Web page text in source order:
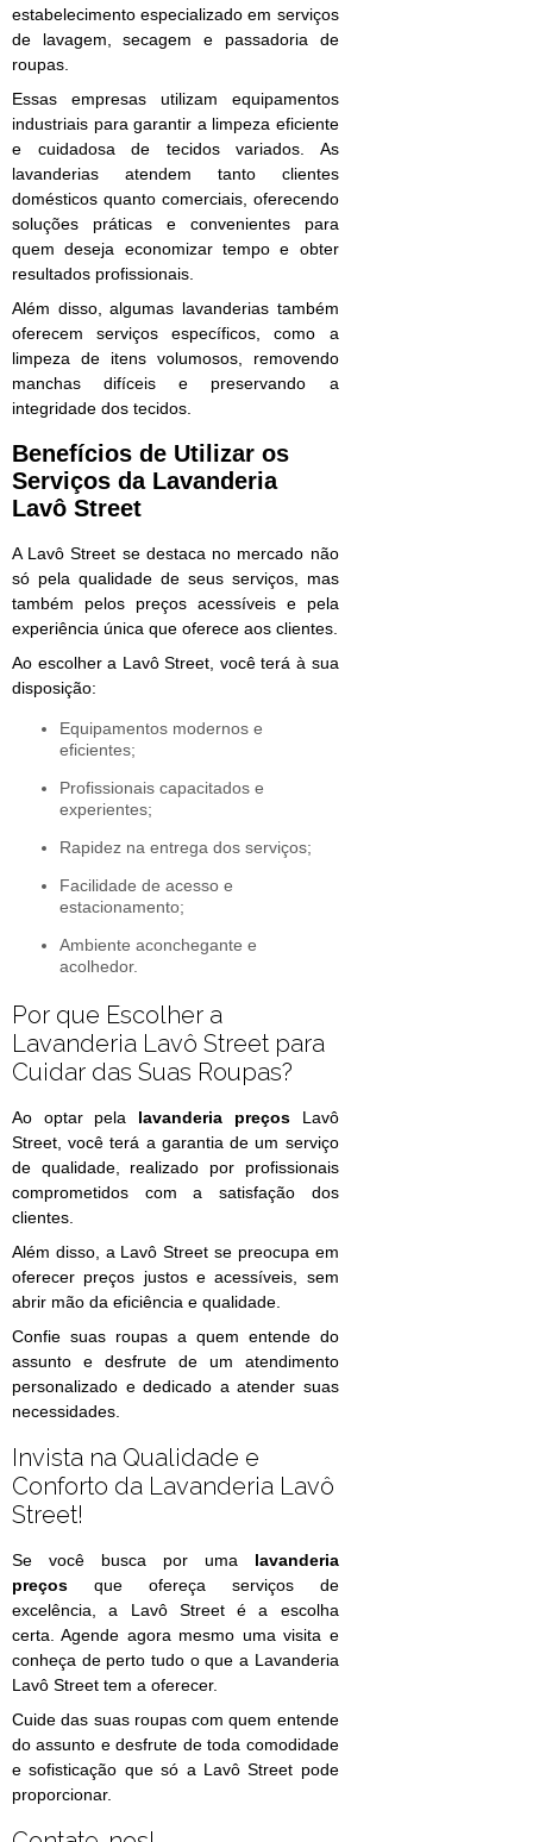
estabelecimento especializado em serviços
de lavagem, secagem e passadoria de
roupas.
Essas empresas utilizam equipamentos
industriais para garantir a limpeza eficiente
e cuidadosa de tecidos variados. As
lavanderias atendem tanto clientes
domésticos quanto comerciais, oferecendo
soluções práticas e convenientes para
quem deseja economizar tempo e obter
resultados profissionais.
Além disso, algumas lavanderias também
oferecem serviços específicos, como a
limpeza de itens volumosos, removendo
manchas difíceis e preservando a
integridade dos tecidos.
Benefícios de Utilizar os
Serviços da Lavanderia
Lavô Street
A Lavô Street se destaca no mercado não
só pela qualidade de seus serviços, mas
também pelos preços acessíveis e pela
experiência única que oferece aos clientes.
Ao escolher a Lavô Street, você terá à sua
disposição:
Equipamentos modernos e
eficientes;
Profissionais capacitados e
experientes;
Rapidez na entrega dos serviços;
Facilidade de acesso e
estacionamento;
Ambiente aconchegante e
acolhedor.
Por que Escolher a
Lavanderia Lavô Street para
Cuidar das Suas Roupas?
Ao optar pela lavanderia preçosLavô
Street, você terá a garantia de um serviço
de qualidade, realizado por profissionais
comprometidos com a satisfação dos
clientes.
Além disso, a Lavô Street se preocupa em
oferecer preços justos e acessíveis, sem
abrir mão da eficiência e qualidade.
Confie suas roupas a quem entende do
assunto e desfrute de um atendimento
personalizado e dedicado a atender suas
necessidades.
Invista na Qualidade e
Conforto da Lavanderia Lavô
Street!
Se você busca por uma lavanderia
preços que ofereça serviços de
excelência, a Lavô Street é a escolha
certa. Agende agora mesmo uma visita e
conheça de perto tudo o que a Lavanderia
Lavô Street tem a oferecer.
Cuide das suas roupas com quem entende
do assunto e desfrute de toda comodidade
e sofisticação que só a Lavô Street pode
proporcionar.